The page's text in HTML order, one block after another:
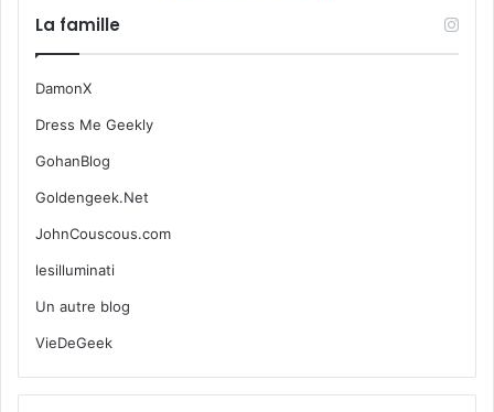
La famille
DamonX
Dress Me Geekly
GohanBlog
Goldengeek.Net
JohnCouscous.com
lesilluminati
Un autre blog
VieDeGeek